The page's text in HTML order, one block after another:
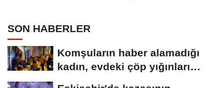
SON HABERLER
Komşuların haber alamadığı
kadın, evdeki çöp yığınları